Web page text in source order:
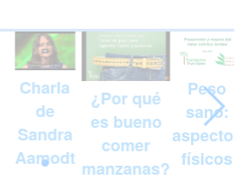
Charla
de
Sandra
Aamodt
¿Por qué
es bueno
comer
manzanas?
Peso
sano:
aspectos
físicos